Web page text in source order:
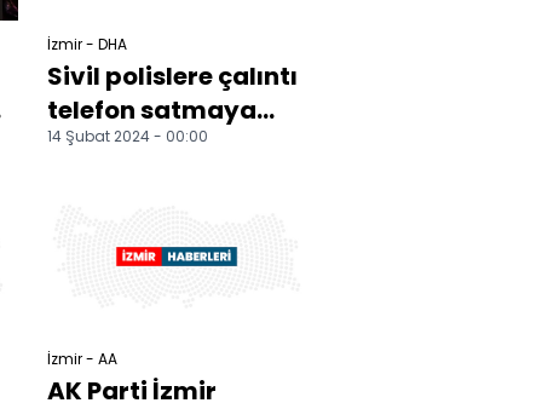
İzmir - DHA
Sivil polislere çalıntı
telefon satmaya
çalışırken yakalandı
14 Şubat 2024 - 00:00
İzmir - AA
AK Parti İzmir